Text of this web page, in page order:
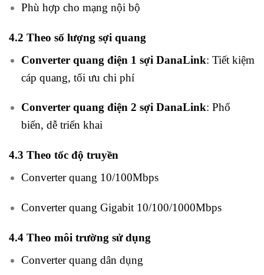
Phù hợp cho mạng nội bộ
4.2 Theo số lượng sợi quang
Converter quang điện 1 sợi DanaLink: Tiết kiệm
cáp quang, tối ưu chi phí
Converter quang điện 2 sợi DanaLink: Phổ
biến, dễ triển khai
4.3 Theo tốc độ truyền
Converter quang 10/100Mbps
Converter quang Gigabit 10/100/1000Mbps
4.4 Theo môi trường sử dụng
Converter quang dân dụng